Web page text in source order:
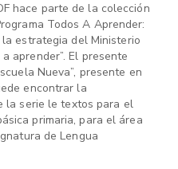
hace parte de la colección
Todos A Aprender:
estrategia del Ministerio
aprender”. El presente
Nueva”, presente en
encontrar la
la serie le textos para el
primaria, para el área
de Lengua